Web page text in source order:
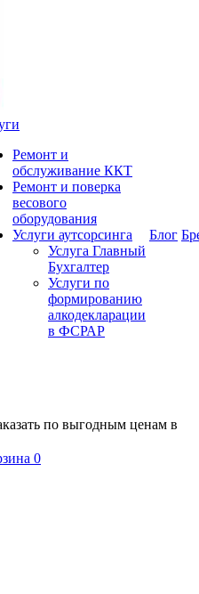
Ремонт и
обслуживание ККТ
Ремонт и поверка
весового
оборудования
Услуги аутсорсинга
Услуга Главный
Бухгалтер
Услуги по
формированию
алкодекларации
в ФСРАР
Блог
по выгодным ценам в
0